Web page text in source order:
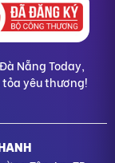
Đà Nẵng Today,
yêu thương!